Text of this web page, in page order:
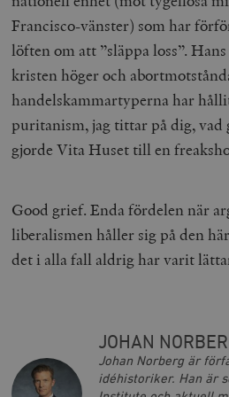
Francisco-vänster) som har
löften om att ”släppa loss”.
kristen höger och
handelskammartyperna har
puritanism, jag tittar på dig,
gjorde Vita Huset till en
Good grief. Enda fördelen när
liberalismen håller sig på den
det i alla fall aldrig har varit
JOHAN
Johan Norberg är
idéhistoriker. Han är
Namn
_hjFirstSeen